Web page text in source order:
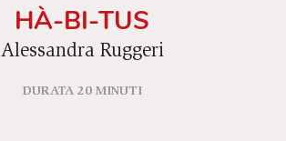
HÀ-BI-TUS
Alessandra Ruggeri
DURATA 20 MINUTI